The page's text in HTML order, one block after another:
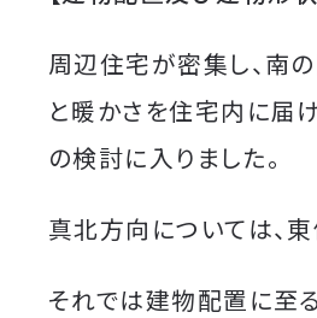
周辺住宅が密集し、南
と暖かさを住宅内に届
の検討に入りました。
真北方向については、
それでは建物配置に至